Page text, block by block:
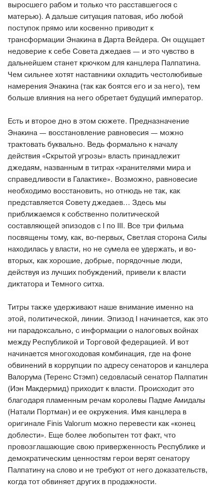
выросшего рабом и только что расставшегося с
матерью). А дальше ситуация патовая, ибо любой
поступок прямо или косвенно приводит к
трансформации Энакина в Дарта Вейдера. Он ощущает
недоверие к себе Совета джедаев — и это чувство в
дальнейшем станет крючком для канцлера Палпатина.
Чем сильнее хотят наставники охладить честолюбивые
намерения Энакина (так как боятся его и за него), тем
больше влияния на него обретает будущий император.
Есть и второе дно в этом сюжете. Предназначение
Энакина — восстановление равновесия — можно
трактовать буквально. Ведь формально к началу
действия «Скрытой угрозы» власть принадлежит
джедаям, названным в титрах «хранителями мира и
справедливости в Галактике». Возможно, равновесие
необходимо восстановить, но отнюдь не так, как
представляется Совету джедаев... Здесь мы
приближаемся к собственно политической
составляющей эпизодов c I по III. Все три фильма
посвящены тому, как, во-первых, Светлая сторона Силы
находилась у власти, но не сумела ее удержать, и во-
вторых, как хорошие, добрые, порядочные люди,
действуя из лучших побуждений, привели к власти
диктатора и Темного ситха.
Титры также удерживают наше внимание именно на
этой, политической, линии. Эпизод I начинается, как это
ни парадоксально, с информации о налоговых войнах
между Республикой и Торговой федерацией. И вот
начинается многоходовая комбинация, где на фоне
обвинений в коррупции по адресу сенаторов и канцлера
Валорума (Теренс Стэмп) седовласый сенатор Палпатин
(Иэн Макдермид) приходит к власти. Происходит это
благодаря пламенным речам королевы Падме Амидалы
(Натали Портман) и ее окружения. Имя канцлера в
оригинале Finis Valorum можно перевести как «конец
доблести». Еще более любопытен тот факт, что
провозглашающие свою приверженность Республике и
демократическим ценностям герои верят сенатору
Палпатину на слово и не требуют от него доказательств,
когда тот обвиняет других в продажности.